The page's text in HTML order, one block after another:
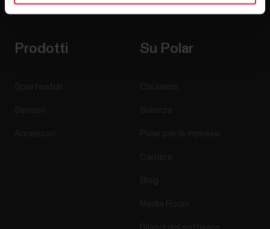
e confermi di avere letto la nostrainformativa sulla privacy.
Prodotti Su Polar